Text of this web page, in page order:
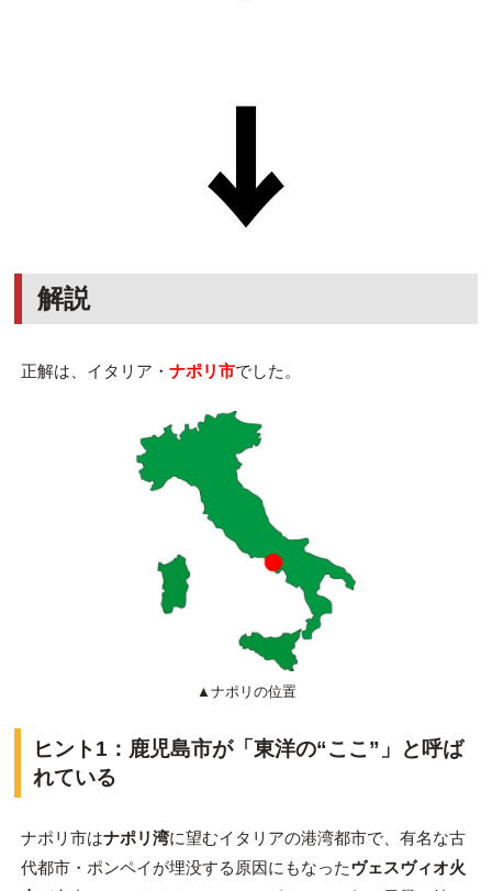
解説
正解は、イタリア・ ナポリ市でした。
▲ナポリの位置
ヒント1：鹿児島市が「東洋の“ここ”」と呼ば
れている
ナポリ市はナポリ湾に望むイタリアの港湾都市で、有名な古
代都市・ポンペイが埋没する原因にもなったヴェスヴィオ火